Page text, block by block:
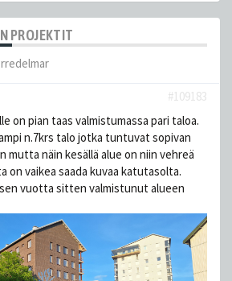
PROJEKTIT
#109183
on pian taas valmistumassa pari taloa.
n.7krs talo jotka tuntuvat sopivan
mutta näin kesällä alue on niin vehreä
on vaikea saada kuvaa katutasolta.
vuotta sitten valmistunut alueen